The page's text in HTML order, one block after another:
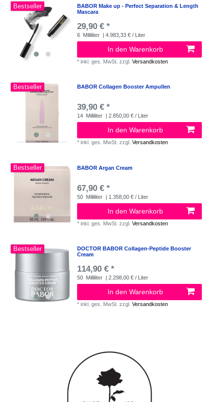
Bestseller
BABOR Make up - Perfect Separation & Length
Mascara
29,90 € *
6 Milliliter | 4.983,33 € / Liter
In den Warenkorb
*inkl. ges. MwSt. zzgl.Versandkosten
Bestseller BABOR Collagen Booster Ampullen
39,90 € *
14 Milliliter | 2.850,00 € / Liter
In den Warenkorb
*inkl. ges. MwSt. zzgl.Versandkosten
Bestseller BABOR Argan Cream
67,90 € *
50 Milliliter | 1.358,00 € / Liter
In den Warenkorb
*inkl. ges. MwSt. zzgl.Versandkosten
Bestseller
DOCTOR BABOR Collagen-Peptide Booster
Cream
114,90 € *
50 Milliliter | 2.298,00 € / Liter
In den Warenkorb
*inkl. ges. MwSt. zzgl.Versandkosten